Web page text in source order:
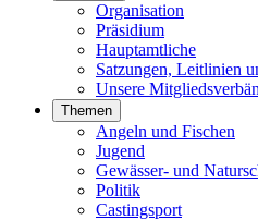
Organisation
Präsidium
Hauptamtliche
Satzungen, Leitlinien
Unsere
Themen
Angeln und Fischen
Jugend
Gewässer- und
Politik
Castingsport